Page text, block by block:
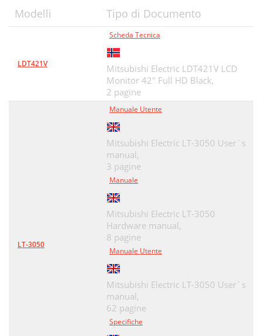
Modelli Tipo di Documento
LDT421V
Scheda Tecnica
Mitsubishi Electric LDT421V LCD
Monitor 42" Full HD Black,
2 pagine
LT-3050
Manuale Utente
Mitsubishi Electric LT-3050 User`s
manual,
3 pagine
Manuale
Mitsubishi Electric LT-3050
Hardware manual,
8 pagine
Manuale Utente
Mitsubishi Electric LT-3050 User`s
manual,
62 pagine
Specifiche